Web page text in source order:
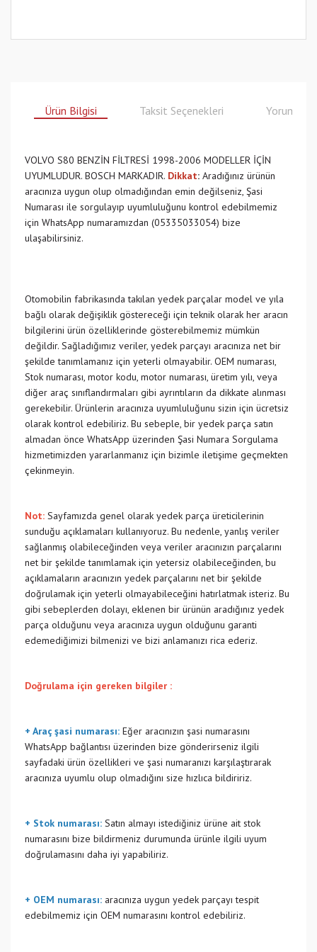
Ürün Bilgisi Taksit Seçenekleri Yorumlar
VOLVO S80 BENZİN FİLTRESİ 1998-2006 MODELLER İÇİN
UYUMLUDUR. BOSCH MARKADIR. Dikkat: Aradığınız ürünün
aracınıza uygun olup olmadığından emin değilseniz, Şasi
Numarası ile sorgulayıp uyumluluğunu kontrol edebilmemiz
için WhatsApp numaramızdan (05335033054) bize
ulaşabilirsiniz.
Otomobilin fabrikasında takılan yedek parçalar model ve yıla
bağlı olarak değişiklik göstereceği için teknik olarak her aracın
bilgilerini ürün özelliklerinde gösterebilmemiz mümkün
değildir. Sağladığımız veriler, yedek parçayı aracınıza net bir
şekilde tanımlamanız için yeterli olmayabilir. OEM numarası,
Stok numarası, motor kodu, motor numarası, üretim yılı, veya
diğer araç sınıflandırmaları gibi ayrıntıların da dikkate alınması
gerekebilir. Ürünlerin aracınıza uyumluluğunu sizin için ücretsiz
olarak kontrol edebiliriz. Bu sebeple, bir yedek parça satın
almadan önce WhatsApp üzerinden Şasi Numara Sorgulama
hizmetimizden yararlanmanız için bizimle iletişime geçmekten
çekinmeyin.
Not: Sayfamızda genel olarak yedek parça üreticilerinin
sunduğu açıklamaları kullanıyoruz. Bu nedenle, yanlış veriler
sağlanmış olabileceğinden veya veriler aracınızın parçalarını
net bir şekilde tanımlamak için yetersiz olabileceğinden, bu
açıklamaların aracınızın yedek parçalarını net bir şekilde
doğrulamak için yeterli olmayabileceğini hatırlatmak isteriz. Bu
gibi sebeplerden dolayı, eklenen bir ürünün aradığınız yedek
parça olduğunu veya aracınıza uygun olduğunu garanti
edemediğimizi bilmenizi ve bizi anlamanızı rica ederiz.
Doğrulama için gereken bilgiler :
+ Araç şasi numarası: Eğer aracınızın şasi numarasını
WhatsApp bağlantısı üzerinden bize gönderirseniz ilgili
sayfadaki ürün özellikleri ve şasi numaranızı karşılaştırarak
aracınıza uyumlu olup olmadığını size hızlıca bildiririz.
+ Stok numarası: Satın almayı istediğiniz ürüne ait stok
numarasını bize bildirmeniz durumunda ürünle ilgili uyum
doğrulamasını daha iyi yapabiliriz.
+ OEM numarası: aracınıza uygun yedek parçayı tespit
edebilmemiz için OEM numarasını kontrol edebiliriz.